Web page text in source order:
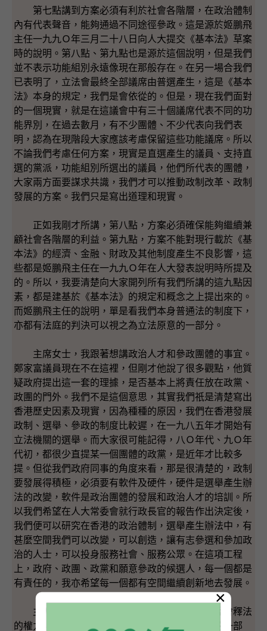
第七點講到方案必須有利於社會各階層，在政治體制
內有代表聲音，能夠通過不同途徑參政。這是源於姬鵬飛
主任一九九Ｏ年三月二十八日向人大提交《基本法》草案
時的說明。第八點、第九點也是源於這個說明，但是我們
並不表示功能組別永遠像現在那般存在。在另一場合我們
已表明了，立法會最終全部議席由普選產生，這是《基本
法》本身的規定，我們是會依從的。但是，現在我們面對
的一個現實，就是在這議會中有三十個議席代表不同的功
能界別，在過去數月，有不少團體、不少代表向我們表
明，認為在現階段大家應該考慮保留這些功能議席。所以
不論我們考慮任何方案，現實是直選產生的議員、支持直
選的黨派，功能組別所選出的議員，他們所代表的團體，
大家兩方面要謀求共識，我們才可以推動政制改革、政制
發展的方案。我們只是寫出道理和現實。
正如我剛才所講，第八點，方案必須確保能夠繼續兼
顧社會各階層的利益。第九點，方案不能對現行載於《基
本法》的經濟、金融、財政及其他制度產生不良影響，這
些都是姬鵬飛主任在一九九Ｏ年在人大發表說明時所提及
的。所以，我要清楚向大家開列所有我們所講的這九點因
素，都是建基於《基本法》的規定和概念之上提出來的。
而姬鵬飛主任的說明，單是看我們本身普通法的制度下，
亦都有法庭的判決可以視之為立法原意的一部分。
主席女士，我跟著想講政治人才和參政團體的事宜。
鄭家富議員現在不在這裡，但剛才他說了很多觀點，他質
疑政府提出這一套的理據，是否基本上將責任放在政黨、
政團的門外。我們不是這個意思，其實我們祇是清楚寫出
香港歷史因素及現實，因為種種的原因，我們在香港發展
政制、選舉、參政的制度比較遲，在一九八五年才開始有
立法機關的選舉。而大家很可能記得，八Ｏ年代、九Ｏ年
代初，都很少直提某一個團體的政黨，是近年才比較多
提。但從我們政府同事的角度來看，那是很清楚的，政制
要發展得積極，必須要有軟件及硬件，硬件是選舉產生辦
法的改變，軟件是政治團體的發展和政治人才的培訓。所
以我們希望在人大常委會就行政長官的報告作出決定後，
我們便可以研究在香港的政治體制，選舉產生辦法中，有
甚麼空間我們可以改變，可以創造，讓有志參選和參加政
治的人士，可以投身服務社會、服務公眾。在這項工程
上，政府、政團、政黨和願意參政的候選人，每一個都是
有責任的，我亦希望每一個都有空間繼續創新地去發展。
主席女士，我想講一講釋法的問題。人大常委會釋法
的權力，就《基本法》釋法的權力，是我們憲法的一部
×